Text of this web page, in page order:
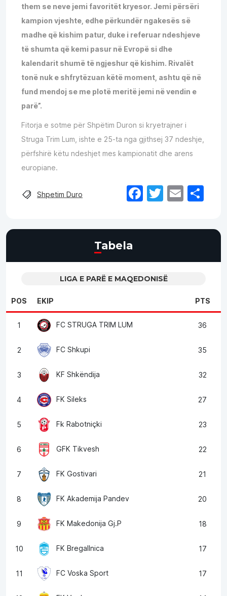
them se neve jemi favoritët kryesor. Jemi përsëri
kampion vjeshte, edhe përkundër ngakesës së
madhe që kishim patur, duke i referuar ndeshjeve
të shumta që kemi pasur në Evropë si dhe
kalendarit shumë të ngjeshur që kishim. Rivalët
tonë nuk e shfrytëzuan këtë moment, ashtu që në
fund mendoj se me plotë meritë jemi në vendin e
parë”.
Fitorja e sotme për Shpëtim Duron si kryetrajner i
Struga Trim Lum, ishte e 25-ta nga gjithsej 37 ndeshje,
përfshirë këtu ndeshjet mes kampionatit dhe arens
europiane.
Shpetim Duro Facebook
Twitter
Email
Tabela
LIGA E PARË E MAQEDONISË
POS EKIP PTS
1 FC STRUGA TRIM LUM 36
2 FC Shkupi 35
3 KF Shkëndija 32
4 FK Sileks 27
5 Fk Rabotniçki 23
6 GFK Tikvesh 22
7 FK Gostivari 21
8 FK Akademija Pandev 20
9 FK Makedonija Gj.P 18
10 FK Bregallnica 17
11 FC Voska Sport 17